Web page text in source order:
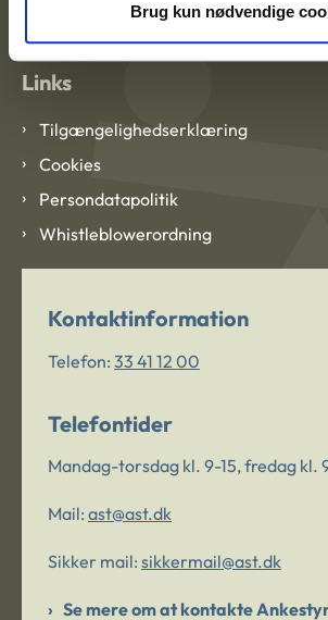
Brug kun nødvendige
Blanketter og kontaktformularer
Links
Tilgængelighedserklæring
Cookies
Persondatapolitik
Whistleblowerordning
Kontaktinformation
Telefon: 33 41 12 00
Telefontider
Mandag-torsdag kl. 9-15, fredag kl.
Mail: ast@ast.dk
Sikker mail: sikkermail@ast.dk
Se mere om at kontakte